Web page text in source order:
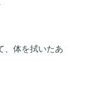
、体を拭いたあ